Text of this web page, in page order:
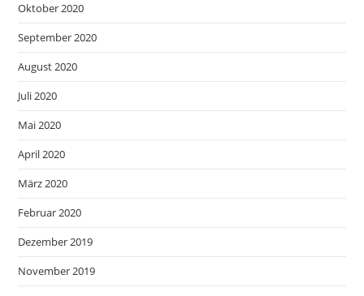
Oktober 2020
September 2020
August 2020
Juli 2020
Mai 2020
April 2020
März 2020
Februar 2020
Dezember 2019
November 2019